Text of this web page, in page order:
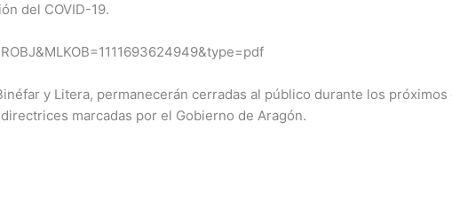
del COVID-19.
y Litera, permanecerán cerradas al público durante los
marcadas por el Gobierno de Aragón.